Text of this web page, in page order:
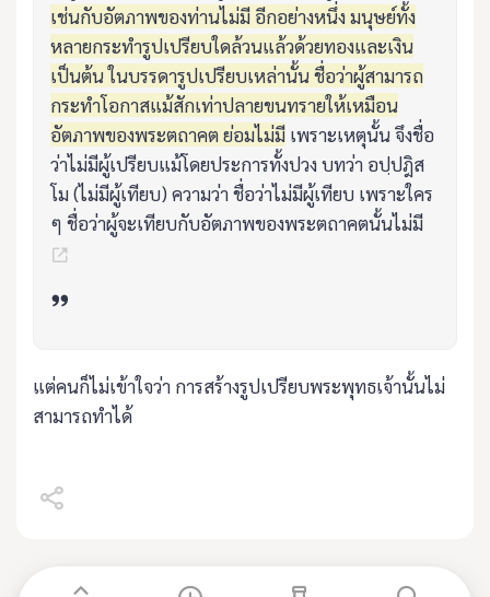
เช่นกับอัตภาพของท่านไม่มี อีกอย่างหนึ่ง มนุษย์ทั้ง
หลายกระทำรูปเปรียบใดล้วนแล้วด้วยทองและเงิน
เป็นต้น ในบรรดารูปเปรียบเหล่านั้น ชื่อว่าผู้สามารถ
กระทำโอกาสแม้สักเท่าปลายขนทรายให้เหมือน
อัตภาพของพระตถาคต ย่อมไม่มี เพราะเหตุนั้น จึงชื่อ
ว่าไม่มีผู้เปรียบแม้โดยประการทั้งปวง บทว่า อปฺปฎิส
โม (ไม่มีผู้เทียบ) ความว่า ชื่อว่าไม่มีผู้เทียบ เพราะใคร
ๆ ชื่อว่าผู้จะเทียบกับอัตภาพของพระตถาคตนั้นไม่มี
แต่คนก็ไม่เข้าใจว่า การสร้างรูปเปรียบพระพุทธเจ้านั้นไม่
สามารถทำได้